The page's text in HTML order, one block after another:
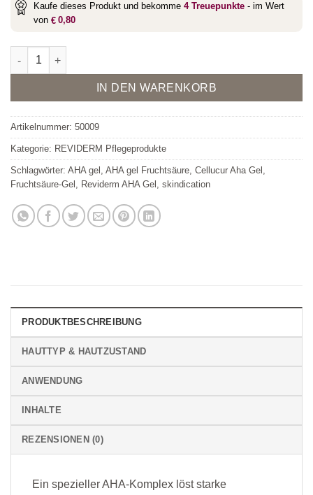
Kaufe dieses Produkt und bekomme 4Treuepunkte - im Wert
von € 0,80
Aha Gel Menge
IN DEN WARENKORB
Alternative:
Artikelnummer: 50009
Kategorie: REVIDERM Pflegeprodukte
Schlagwörter: AHA gel , AHA gel Fruchtsäure, Cellucur Aha Gel ,
Fruchtsäure-Gel , Reviderm AHA Gel , skindication
PRODUKTBESCHREIBUNG
HAUTTYP & HAUTZUSTAND
ANWENDUNG
INHALTE
REZENSIONEN (0)
Ein spezieller AHA-Komplex löst starke